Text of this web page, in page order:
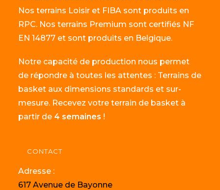
Nos terrains Loisir et FIBA sont produits en
RPC. Nos terrains Premium sont certifiés NF
EN 14877 et sont produits en Belgique.
Notre capacité de production nous permet
de répondre à toutes les attentes : Terrains de
basket aux dimensions standards et sur-
mesure. Recevez votre terrain de basket à
partir de 4 semaines !
CONTACT
Adresse :
617 Avenue de Bayonne